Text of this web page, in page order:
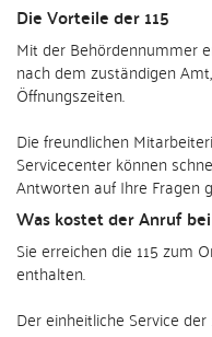
Die Vorteile der 115
Mit der Behördennummer
nach dem zuständigen
Öffnungszeiten.
Die freundlichen
Servicecenter können
Antworten auf Ihre Fragen
Was kostet der Anruf
Sie erreichen die 115 zum
enthalten.
Der einheitliche Service der